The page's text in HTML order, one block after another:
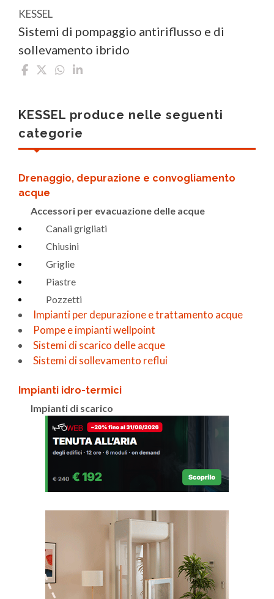
KESSEL
Sistemi di pompaggio antiriflusso e di
sollevamento ibrido
KESSEL produce nelle seguenti
categorie
Drenaggio, depurazione e convogliamento
acque
Accessori per evacuazione delle acque
Canali grigliati
Chiusini
Griglie
Piastre
Pozzetti
Impianti per depurazione e trattamento acque
Pompe e impianti wellpoint
Sistemi di scarico delle acque
Sistemi di sollevamento reflui
Impianti idro-termici
Impianti di scarico